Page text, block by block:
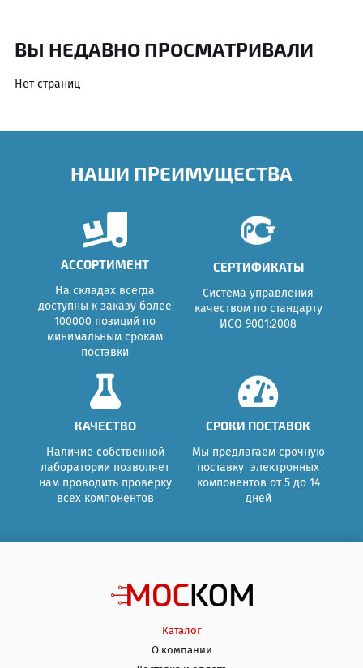
ВЫ НЕДАВНО ПРОСМАТРИВАЛИ
Нет страниц
НАШИ ПРЕИМУЩЕСТВА
АССОРТИМЕНТ
На складах всегда
доступны к заказу более
100000 позиций по
минимальным срокам
поставки
СЕРТИФИКАТЫ
Система управления
качеством по стандарту
ИСО 9001:2008
КАЧЕСТВО
Наличие собственной
лаборатории позволяет
нам проводить проверку
всех компонентов
СРОКИ ПОСТАВОК
Мы предлагаем срочную
поставку электронных
компонентов от 5 до 14
дней
Каталог
О компании